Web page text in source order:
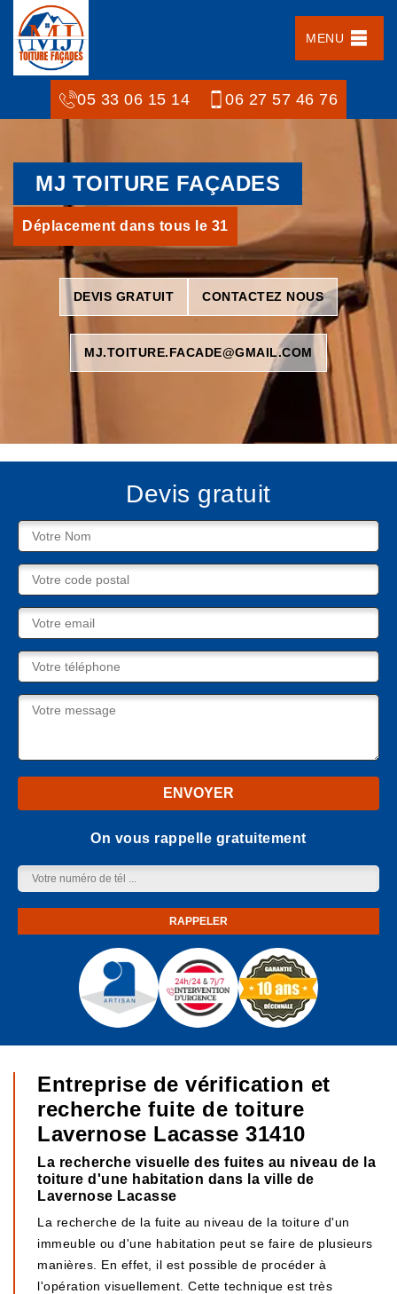
MENU
05 33 06 15 14 06 27 57 46 76
MJ TOITURE FAÇADES
Déplacement dans tous le 31
DEVIS GRATUIT CONTACTEZ NOUS
MJ.TOITURE.FACADE@GMAIL.COM
Devis gratuit
On vous rappelle gratuitement
Entreprise de vérification et
recherche fuite de toiture
Lavernose Lacasse 31410
La recherche visuelle des fuites au niveau de la
toiture d'une habitation dans la ville de
Lavernose Lacasse
La recherche de la fuite au niveau de la toiture d'un
immeuble ou d'une habitation peut se faire de plusieurs
manières. En effet, il est possible de procéder à
l'opération visuellement. Cette technique est très